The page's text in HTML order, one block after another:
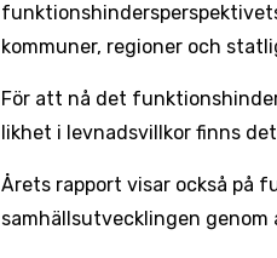
kommuner, regioner och
För att nå det
lik­het i levnads­villkor finns
Årets rapport visar också på
samhällsutvecklingen